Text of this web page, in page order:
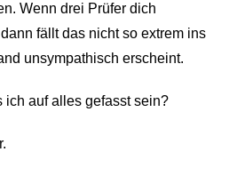
Wenn drei Prüfer dich
fällt das nicht so extrem ins
unsympathisch erscheint.
ich auf alles gefasst sein?